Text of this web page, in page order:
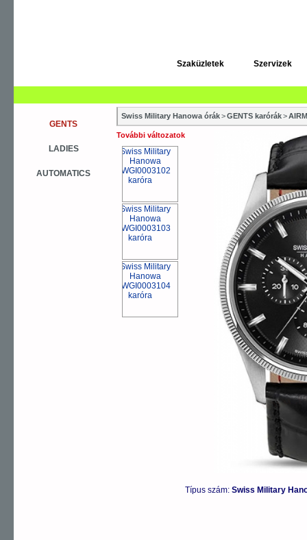
Szaküzletek Szervizek
GENTS
LADIES
AUTOMATICS
Swiss Military Hanowa órák>GENTS karórák>
További változatok
Típus szám: Swiss Military